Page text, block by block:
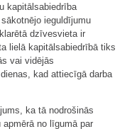
kapitālsabiedrība
ieguldījumu
dzīvesvieta ir
lielā kapitālsabiedrībā tiks
vai vidējās
kad attiecīgā darba
ka tā nodrošinās
no līgumā par